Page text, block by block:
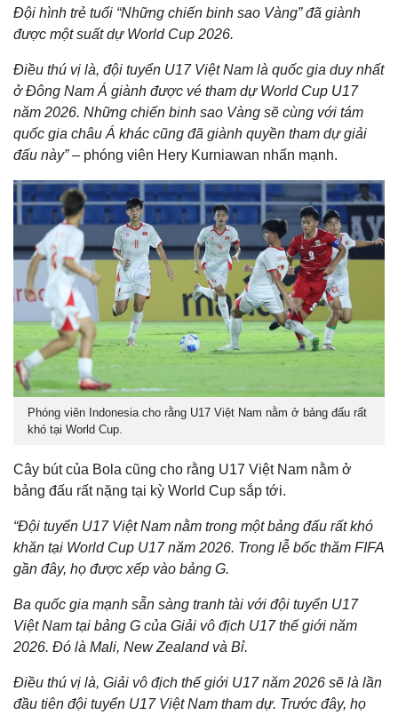
Đội hình trẻ tuổi “Những chiến binh sao Vàng” đã giành
được một suất dự World Cup 2026.
Điều thú vị là, đội tuyển U17 Việt Nam là quốc gia duy nhất
ở Đông Nam Á giành được vé tham dự World Cup U17
năm 2026. Những chiến binh sao Vàng sẽ cùng với tám
quốc gia châu Á khác cũng đã giành quyền tham dự giải
đấu này”– phóng viên Hery Kurniawan nhấn mạnh.
Phóng viên Indonesia cho rằng U17 Việt Nam nằm ở bảng đấu rất
khó tại World Cup.
Cây bút của Bola cũng cho rằng U17 Việt Nam nằm ở
bảng đấu rất nặng tại kỳ World Cup sắp tới.
“Đội tuyển U17 Việt Nam nằm trong một bảng đấu rất khó
khăn tại World Cup U17 năm 2026. Trong lễ bốc thăm FIFA
gần đây, họ được xếp vào bảng G.
Ba quốc gia mạnh sẵn sàng tranh tài với đội tuyển U17
Việt Nam tại bảng G của Giải vô địch U17 thế giới năm
2026. Đó là Mali, New Zealand và Bỉ.
Điều thú vị là, Giải vô địch thế giới U17 năm 2026 sẽ là lần
đầu tiên đội tuyển U17 Việt Nam tham dự. Trước đây, họ